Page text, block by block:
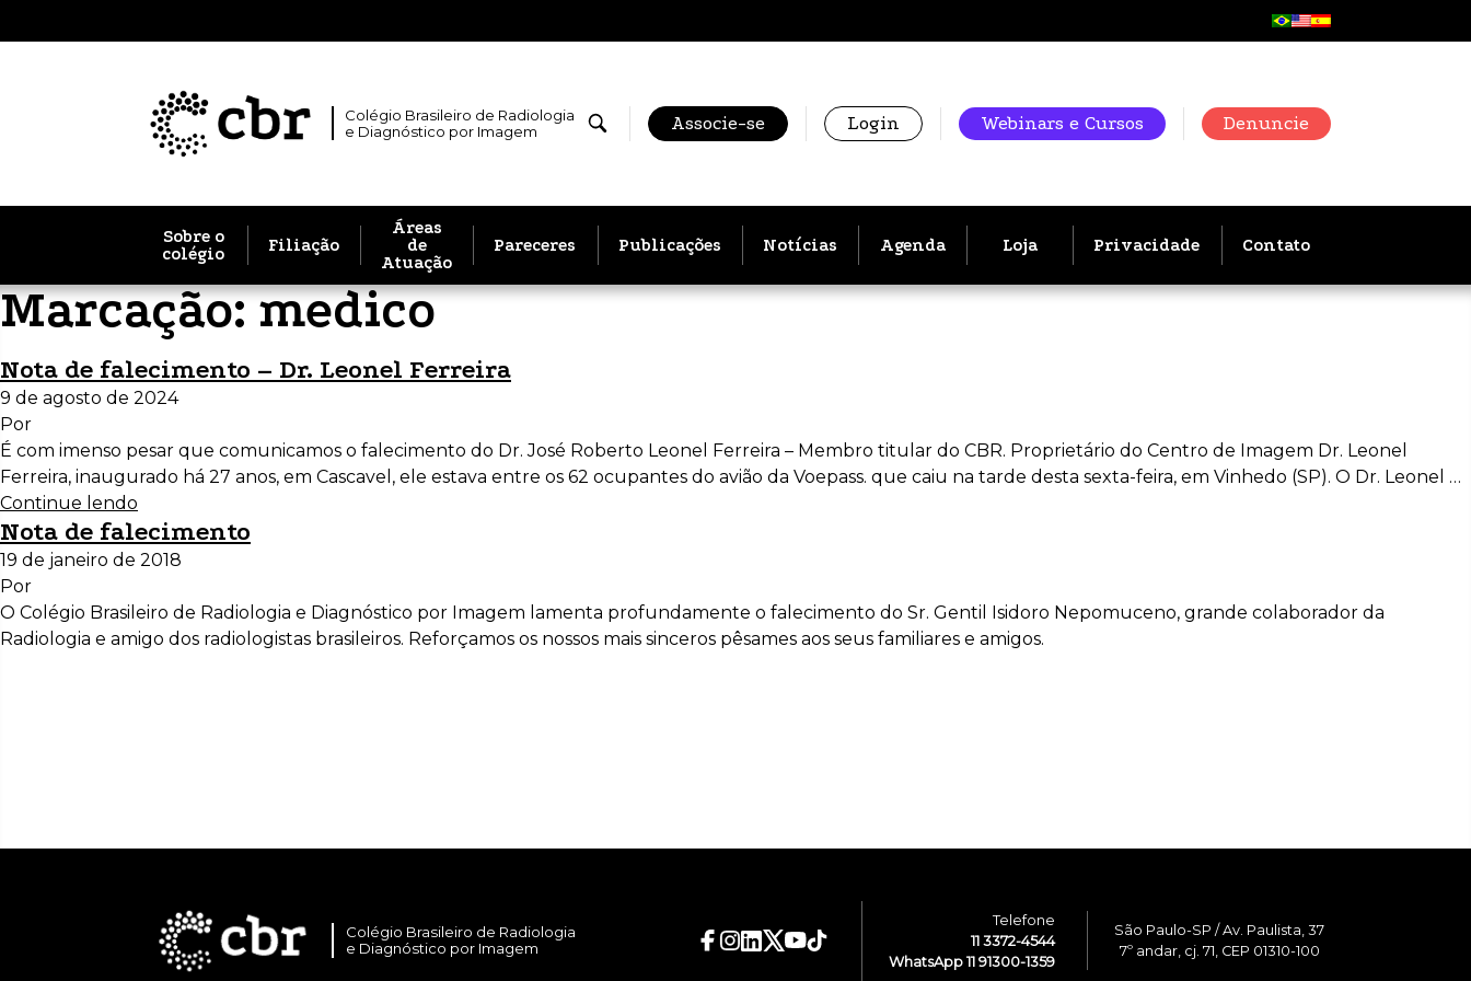
Colégio Brasileiro de Radiologia
e Diagnóstico por Imagem
Associe-se Login Webinars e Cursos Denuncie
Sobre o
colégio
Filiação
Áreas
de
Atuação
Pareceres Publicações Notícias Agenda Loja Privacidade Contato
Marcação:medico
Nota de falecimento – Dr. Leonel Ferreira
9 de agosto de 2024
Por
É com imenso pesar que comunicamos o falecimento do Dr. José Roberto Leonel Ferreira – Membro titular do CBR. Proprietário do Centro de Imagem Dr. Leonel
Ferreira, inaugurado há 27 anos, em Cascavel, ele estava entre os 62 ocupantes do avião da Voepass. que caiu na tarde desta sexta-feira, em Vinhedo (SP). O Dr. Leonel …
Continue lendo
Nota de falecimento
19 de janeiro de 2018
Por
O Colégio Brasileiro de Radiologia e Diagnóstico por Imagem lamenta profundamente o falecimento do Sr. Gentil Isidoro Nepomuceno, grande colaborador da
Radiologia e amigo dos radiologistas brasileiros. Reforçamos os nossos mais sinceros pêsames aos seus familiares e amigos.
Colégio Brasileiro de Radiologia
e Diagnóstico por Imagem
Telefone
11 3372-4544
WhatsApp 11 91300-1359
São Paulo-SP / Av. Paulista, 37
7º andar, cj. 71, CEP 01310-100